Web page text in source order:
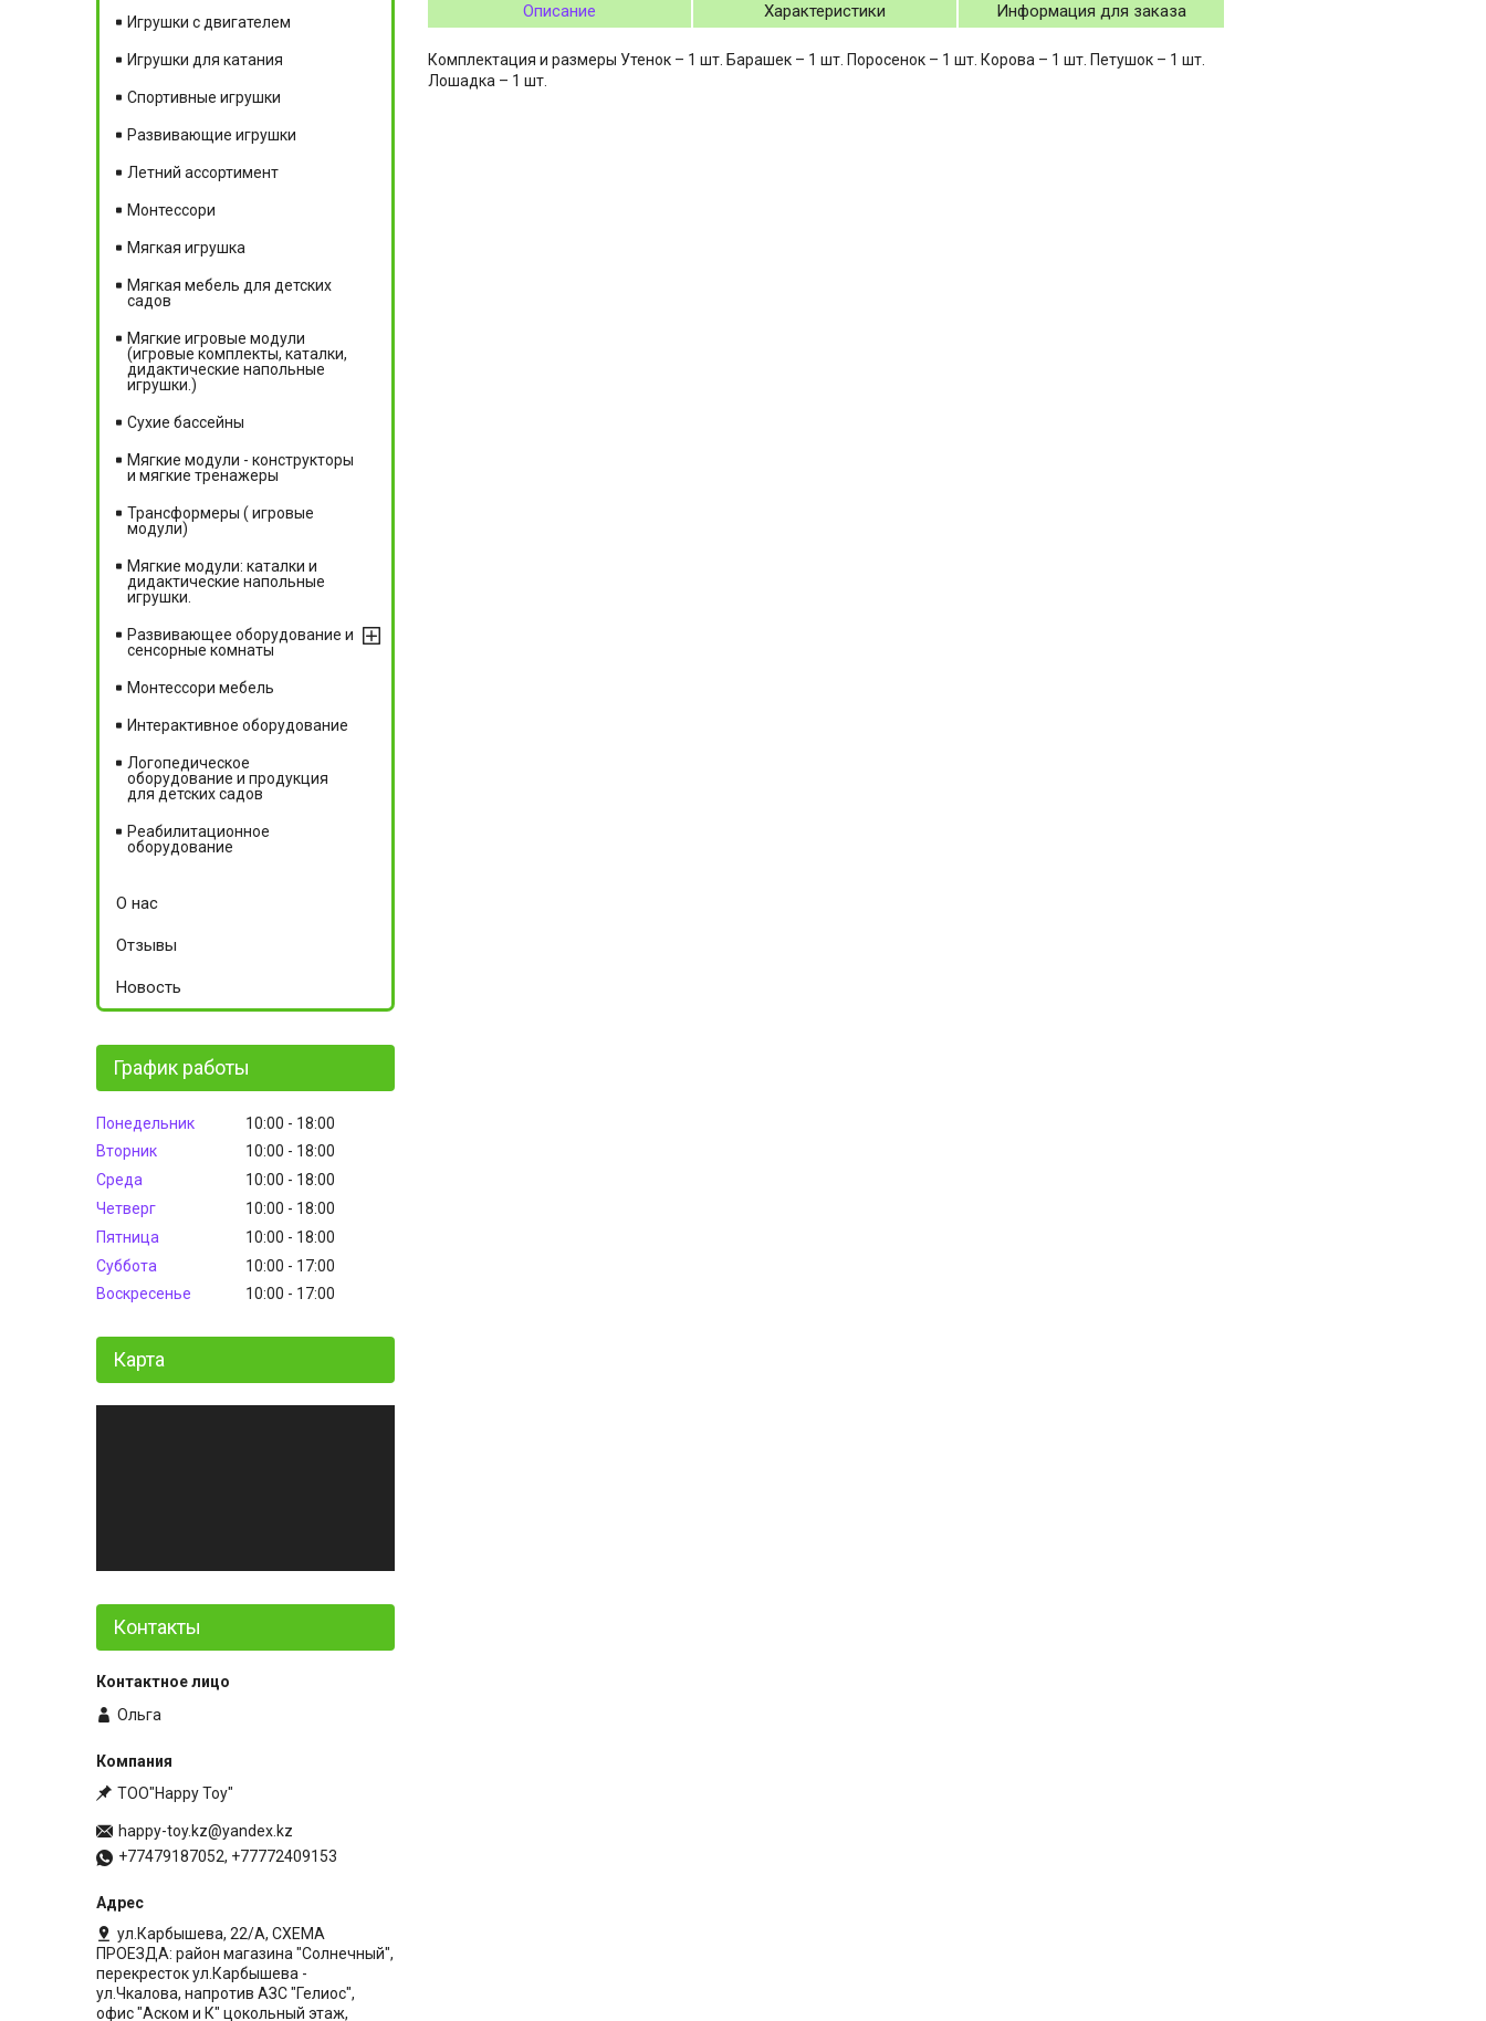
Описание Характеристики Информация для заказа
Комплектация и размеры Утенок – 1 шт. Барашек – 1 шт. Поросенок – 1 шт. Корова – 1 шт. Петушок – 1 шт.
Лошадка – 1 шт.
Игрушки с двигателем
Игрушки для катания
Спортивные игрушки
Развивающие игрушки
Летний ассортимент
Монтессори
Мягкая игрушка
Мягкая мебель для детских
садов
Мягкие игровые модули
(игровые комплекты, каталки,
дидактические напольные
игрушки.)
Сухие бассейны
Мягкие модули - конструкторы
и мягкие тренажеры
Трансформеры ( игровые
модули)
Мягкие модули: каталки и
дидактические напольные
игрушки.
Развивающее оборудование и
сенсорные комнаты
Монтессори мебель
Интерактивное оборудование
Логопедическое
оборудование и продукция
для детских садов
Реабилитационное
оборудование
О нас
Отзывы
Новость
График работы
Понедельник 10:00
18:00
Вторник
10:00
18:00
Среда
10:00
18:00
Четверг
10:00
18:00
Пятница
10:00
18:00
Суббота
10:00
17:00
Воскресенье
10:00 17:00
Карта
Контакты
Ольга
ТОО"Happy Toy"
happy-toy.kz@yandex.kz
+77479187052, +77772409153
ул.Карбышева, 22/А, СХЕМА
ПРОЕЗДА: район магазина "Солнечный",
перекресток ул.Карбышева -
ул.Чкалова, напротив АЗС "Гелиос",
офис "Аском и К" цокольный этаж,